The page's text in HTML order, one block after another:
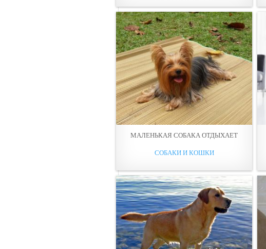
МАЛЕНЬКАЯ СОБАКА ОТДЫХАЕТ
СОБАКИ И КОШКИ